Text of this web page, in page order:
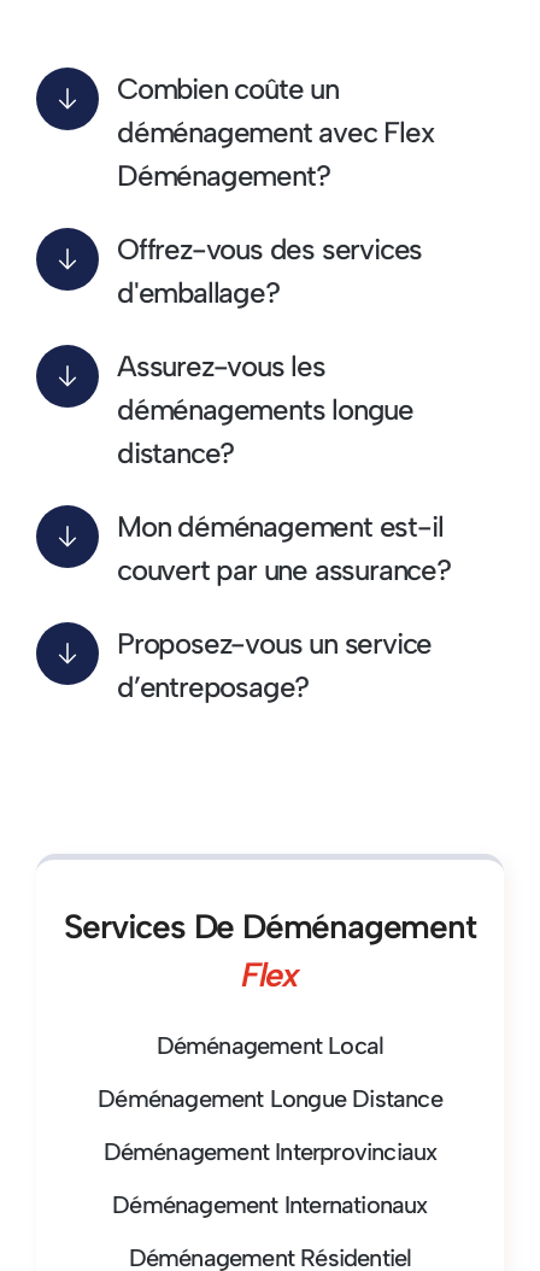
Combien coûte un
déménagement avec Flex
Déménagement?
Offrez-vous des services
d'emballage?
Assurez-vous les
déménagements longue
distance?
Mon déménagement est-il
couvert par une assurance?
Proposez-vous un service
d’entreposage?
Services De Déménagement
Flex
Déménagement Local
Déménagement Longue Distance
Déménagement Interprovinciaux
Déménagement Internationaux
Déménagement Résidentiel